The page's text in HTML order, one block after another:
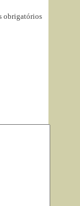
obrigatórios